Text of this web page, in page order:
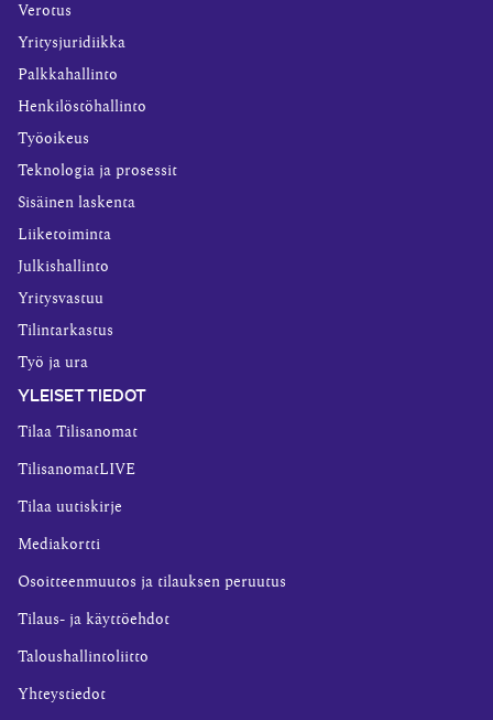
Verotus
Yritysjuridiikka
Palkkahallinto
Henkilöstöhallinto
Työoikeus
Teknologia ja prosessit
Sisäinen laskenta
Liiketoiminta
Julkishallinto
Yritysvastuu
Tilintarkastus
Työ ja ura
YLEISET TIEDOT
Tilaa Tilisanomat
TilisanomatLIVE
Tilaa uutiskirje
Mediakortti
Osoitteenmuutos ja tilauksen peruutus
Tilaus- ja käyttöehdot
Taloushallintoliitto
Yhteystiedot